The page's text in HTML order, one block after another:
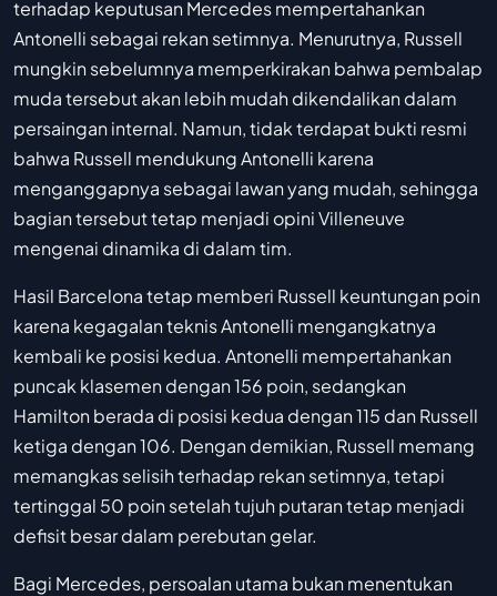
terhadap keputusan Mercedes mempertahankan
Antonelli sebagai rekan setimnya. Menurutnya, Russell
mungkin sebelumnya memperkirakan bahwa pembalap
muda tersebut akan lebih mudah dikendalikan dalam
persaingan internal. Namun, tidak terdapat bukti resmi
bahwa Russell mendukung Antonelli karena
menganggapnya sebagai lawan yang mudah, sehingga
bagian tersebut tetap menjadi opini Villeneuve
mengenai dinamika di dalam tim.
Hasil Barcelona tetap memberi Russell keuntungan poin
karena kegagalan teknis Antonelli mengangkatnya
kembali ke posisi kedua. Antonelli mempertahankan
puncak klasemen dengan 156 poin, sedangkan
Hamilton berada di posisi kedua dengan 115 dan Russell
ketiga dengan 106. Dengan demikian, Russell memang
memangkas selisih terhadap rekan setimnya, tetapi
tertinggal 50 poin setelah tujuh putaran tetap menjadi
defisit besar dalam perebutan gelar.
Bagi Mercedes, persoalan utama bukan menentukan